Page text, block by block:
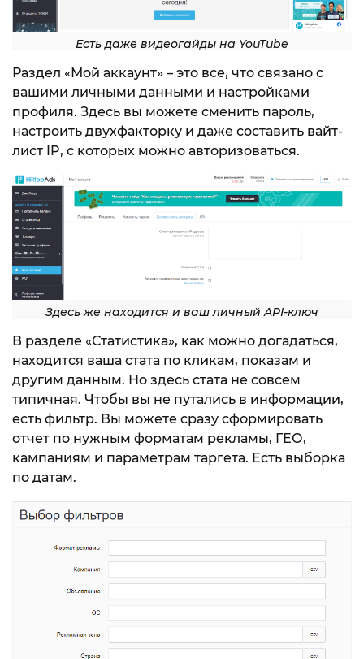
Есть даже видеогайды на YouTube
Раздел «Мой аккаунт» – это все, что связано с
вашими личными данными и настройками
профиля. Здесь вы можете сменить пароль,
настроить двухфакторку и даже составить вайт-
лист IP, с которых можно авторизоваться.
Здесь же находится и ваш личный API-ключ
В разделе «Статистика», как можно догадаться,
находится ваша стата по кликам, показам и
другим данным. Но здесь стата не совсем
типичная. Чтобы вы не путались в информации,
есть фильтр. Вы можете сразу сформировать
отчет по нужным форматам рекламы, ГЕО,
кампаниям и параметрам таргета. Есть выборка
по датам.